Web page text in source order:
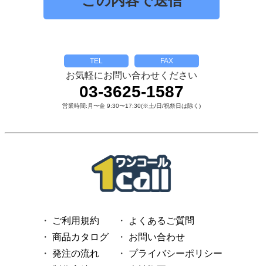
ご利用規約
商品カタログ
発注の流れ
よくあるご質問
お問い合わせ
プライバシーポリシー
TEL FAX
お気軽にお問い合わせください
03-3625-1587
営業時間:月〜金 9:30〜17:30(※土/日/祝祭日は除く)